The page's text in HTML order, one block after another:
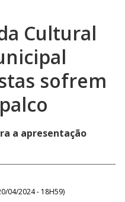
Cultural
sofrem
a apresentação
04/2024 - 18H59)